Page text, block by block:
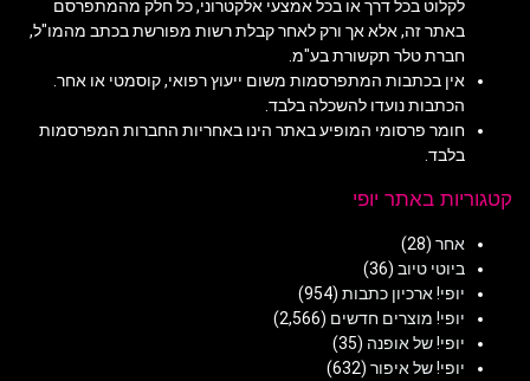
לקלוט בכל דרך או בכל אמצעי אלקטרוני, כל חלק מהמתפרסם
באתר זה, אלא אך ורק לאחר קבלת רשות מפורשת בכתב מהמו"ל,
חברת טלר תקשורת בע"מ.
אין בכתבות המתפרסמות משום ייעוץ רפואי, קוסמטי או אחר.
הכתבות נועדו להשכלה בלבד.
חומר פרסומי המופיע באתר הינו באחריות החברות המפרסמות
בלבד.
קטגוריות באתר יופי
אחר (28)
ביוטי טיוב (36)
יופי! ארכיון כתבות (954)
יופי! מוצרים חדשים (2,566)
יופי! של אופנה (35)
יופי! של איפור (632)